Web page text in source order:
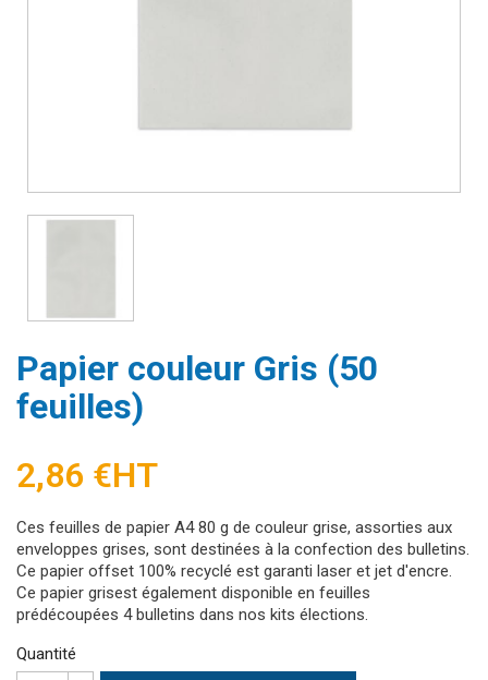
Papier couleur Gris (50
feuilles)
2,86 €HT
Ces feuilles de papier A4 80 g de couleur grise, assorties aux
enveloppes grises, sont destinées à la confection des bulletins.
Ce papier offset 100% recyclé est garanti laser et jet d'encre.
Ce papier grisest également disponible en feuilles
prédécoupées 4 bulletins dans nos kits élections.
Quantité